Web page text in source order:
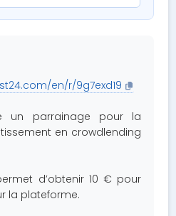
en/r/9g7exd19
un parrainage pour la
en crowdlending
d’obtenir 10 € pour
la plateforme.